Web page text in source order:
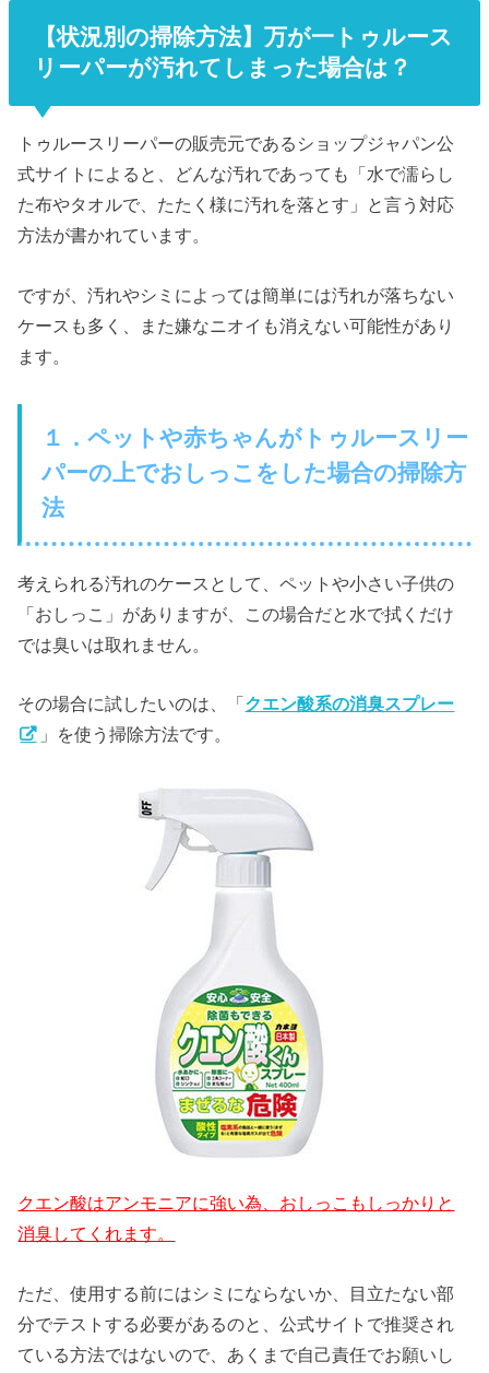
【状況別の掃除方法】万が一トゥルース
リーパーが汚れてしまった場合は？
トゥルースリーパーの販売元であるショップジャパン公
式サイトによると、どんな汚れであっても「水で濡らし
た布やタオルで、たたく様に汚れを落とす」と言う対応
方法が書かれています。
ですが、汚れやシミによっては簡単には汚れが落ちない
ケースも多く、また嫌なニオイも消えない可能性があり
ます。
１．ペットや赤ちゃんがトゥルースリー
パーの上でおしっこをした場合の掃除方
法
考えられる汚れのケースとして、ペットや小さい子供の
「おしっこ」がありますが、この場合だと水で拭くだけ
では臭いは取れません。
その場合に試したいのは、「クエン酸系の消臭スプレー
」を使う掃除方法です。
クエン酸はアンモニアに強い為、おしっこもしっかりと
消臭してくれます。
ただ、使用する前にはシミにならないか、目立たない部
分でテストする必要があるのと、公式サイトで推奨され
ている方法ではないので、あくまで自己責任でお願いし